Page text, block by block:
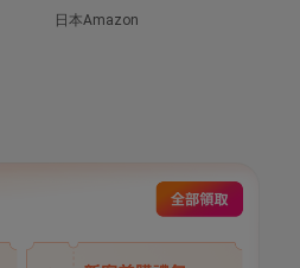
日本Amazon